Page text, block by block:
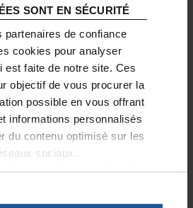
SONT EN SÉCURITÉ
partenaires de confiance
cookies pour analyser
est faite de notre site. Ces
objectif de vous procurer la
possible en vous offrant
informations personnalisés
du contenu optimisé sur les
sociaux.
sur la protection de